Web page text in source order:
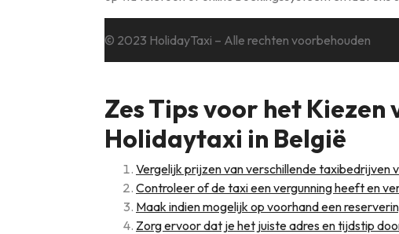
© 2023 HolidayTaxi – Alle rechten voorbehouden
Zes Tips voor het Kiezen
Holidaytaxi in België
Vergelijk prijzen van verschillende taxibedrijven
Controleer of de taxi een vergunning heeft en
Maak indien mogelijk op voorhand een
Zorg ervoor dat je het juiste adres en tijdstip